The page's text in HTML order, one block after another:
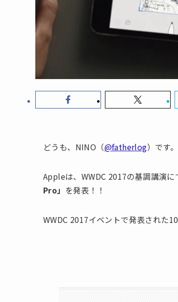
どうも、NINO（@fatherlog）です。
Appleは、WWDC 2017の基調講演
Pro」 を発表！！
WWDC 2017イベントで発表された